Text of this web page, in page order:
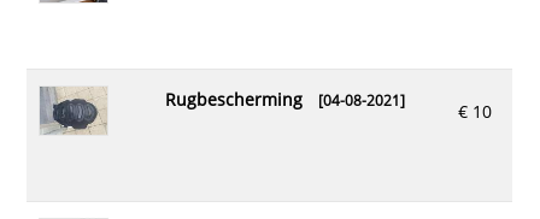
€ 10
rugbescherming [04-08-2021]